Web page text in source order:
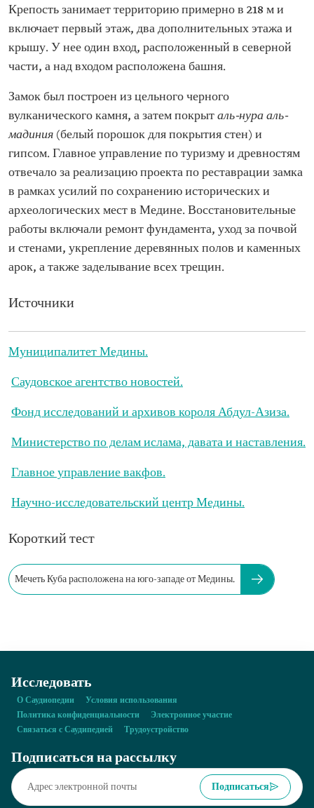
Крепость занимает территорию примерно в 218 м и
включает первый этаж, два дополнительных этажа и
крышу. У нее один вход, расположенный в северной
части, а над входом расположена башня.
Замок был построен из цельного черного
вулканического камня, а затем покрыталь-нура аль-
мадиния (белый порошок для покрытия стен) и
гипсом. Главное управление по туризму и древностям
отвечало за реализацию проекта по реставрации замка
в рамках усилий по сохранению исторических и
археологических мест в Медине. Восстановительные
работы включали ремонт фундамента, уход за почвой
и стенами, укрепление деревянных полов и каменных
арок, а также заделывание всех трещин.
Источники
Муниципалитет Медины.
Саудовское агентство новостей.
Фонд исследований и архивов короля Абдул-Азиза.
Министерство по делам ислама, давата и наставления.
Главное управление вакфов.
Научно-исследовательский центр Медины.
Короткий тест
Мечеть Куба расположена на юго-западе от Медины.
Исследовать
О Саудиопедии
Условия использования
Политика конфиденциальности
Электронное участие
Связаться с Саудипедией
Трудоустройство
Подписаться на рассылку
Подписаться